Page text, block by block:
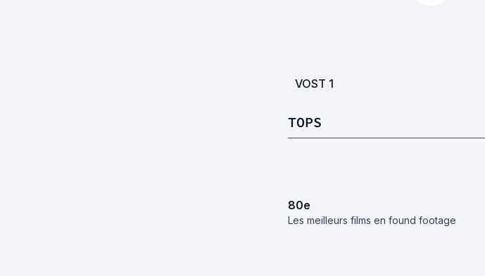
VOST 1
TOPS
80e
Les meilleurs films en found footage